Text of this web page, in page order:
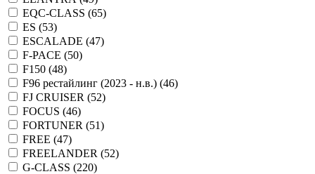
EQC-CLASS (65)
ES (53)
ESCALADE (47)
F-PACE (50)
F150 (48)
F96 рестайлинг (2023 - н.в.) (46)
FJ CRUISER (52)
FOCUS (46)
FORTUNER (51)
FREE (47)
FREELANDER (52)
G-CLASS (220)